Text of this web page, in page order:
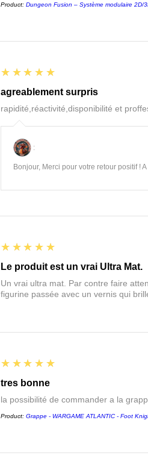
Product: Dungeon Fusion – Système modulaire 2D/
5
★★★★★
agreablement surpris
rapidité,réactivité,disponibilité et
:
Bonjour, Merci pour votre retour positif !
5
★★★★★
Le produit est un vrai Ultra Mat.
Un vrai ultra mat. Par contre faire
figurine passée avec un vernis qui
5
★★★★★
tres bonne
la possibilité de commander a la
Product: Grappe - WARGAME ATLANTIC - Foot